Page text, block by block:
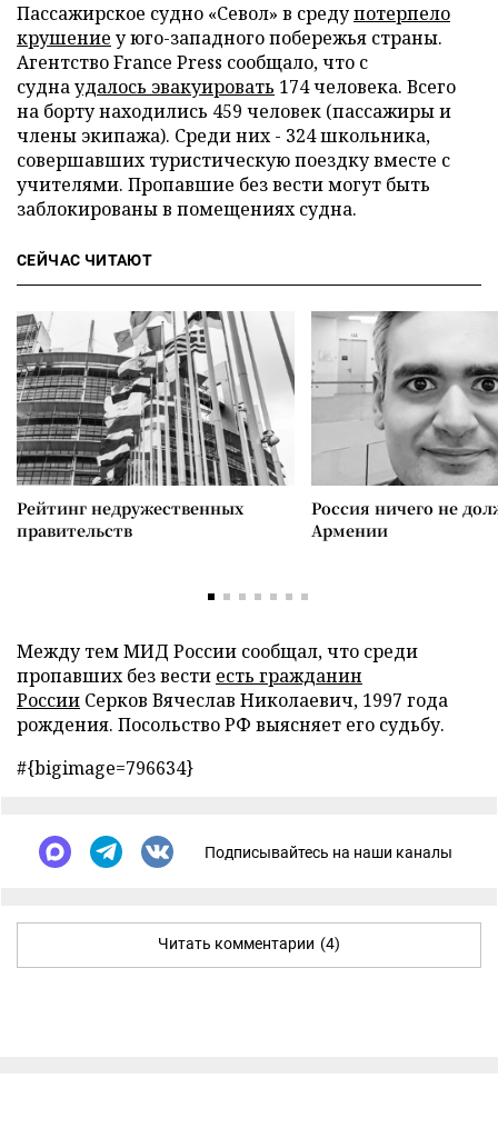
Пассажирское судно «Севол» в средупотерпело
крушение у юго-западного побережья страны.
Агентство France Press сообщало, что с
суднаудалось эвакуировать 174 человека. Всего
на борту находились 459 человек (пассажиры и
члены экипажа). Среди них - 324 школьника,
совершавших туристическую поездку вместе с
учителями. Пропавшие без вести могут быть
заблокированы в помещениях судна.
СЕЙЧАС ЧИТАЮТ
Рейтинг недружественных
правительств
Россия ничего не
Армении
Между тем МИД России сообщал, что среди
пропавших без вести есть гражданин
России Серков Вячеслав Николаевич, 1997 года
рождения. Посольство РФ выясняет его судьбу.
#{bigimage=796634}
Подписывайтесь на наши каналы
Читать комментарии (4)